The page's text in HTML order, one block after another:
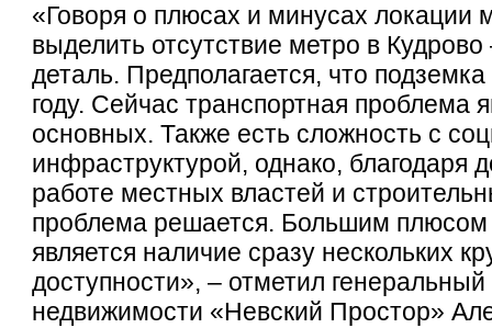
«Говоря о плюсах и минусах локации
выделить отсутствие метро в
деталь. Предполагается, что
году. Сейчас транспортная проблема
основных. Также есть сложность с
инфраструктурой, однако, благодаря
работе местных властей и
проблема решается. Большим плюсом
является наличие сразу нескольких
доступности», – отметил генеральный
недвижимости «Невский Простор»